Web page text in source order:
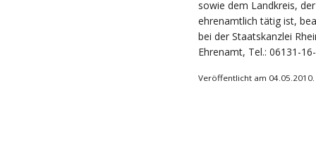
sowie dem Landkreis,
ehrenamtlich tätig ist,
bei der Staatskanzlei
Ehrenamt, Tel.: 06131-
Veröffentlicht am 04.05.2010.